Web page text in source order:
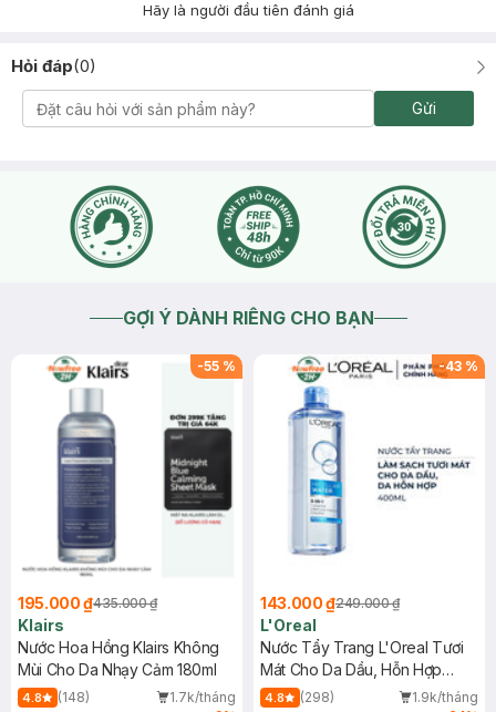
Hãy là người đầu tiên đánh giá
Hỏi đáp(0)
Gửi
GỢI Ý DÀNH RIÊNG CHO BẠN
-55 %
195.000 ₫435.000 ₫
Klairs
Nước Hoa Hồng Klairs Không
Mùi Cho Da Nhạy Cảm 180ml
4.8 (148)
1.7k/tháng
-43 %
143.000 ₫249.000 ₫
L'Oreal
Nước Tẩy Trang L'Oreal Tươi
Mát Cho Da Dầu, Hỗn Hợp
400ml
4.8 (298)
1.9k/tháng